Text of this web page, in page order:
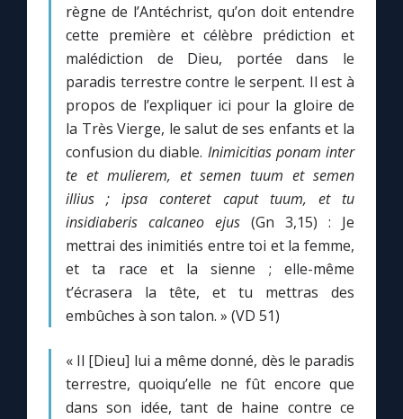
règne de l’Antéchrist, qu’on doit entendre
cette première et célèbre prédiction et
malédiction de Dieu, portée dans le
paradis terrestre contre le serpent. Il est à
propos de l’expliquer ici pour la gloire de
la Très Vierge, le salut de ses enfants et la
confusion du diable. Inimicitias ponam inter
te et mulierem, et semen tuum et semen
illius ; ipsa conteret caput tuum, et tu
insidiaberis calcaneo ejus (Gn 3,15) : Je
mettrai des inimitiés entre toi et la femme,
et ta race et la sienne ; elle-même
t’écrasera la tête, et tu mettras des
embûches à son talon. » (VD 51)
« Il [Dieu] lui a même donné, dès le paradis
terrestre, quoiqu’elle ne fût encore que
dans son idée, tant de haine contre ce